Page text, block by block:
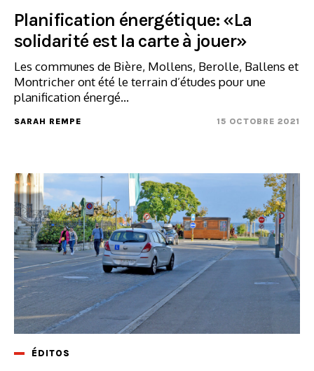
Planification énergétique: «La
solidarité est la carte à jouer»
Les communes de Bière, Mollens, Berolle, Ballens et
Montricher ont été le terrain d’études pour une
planification énergé...
SARAH REMPE 15 OCTOBRE 2021
ÉDITOS